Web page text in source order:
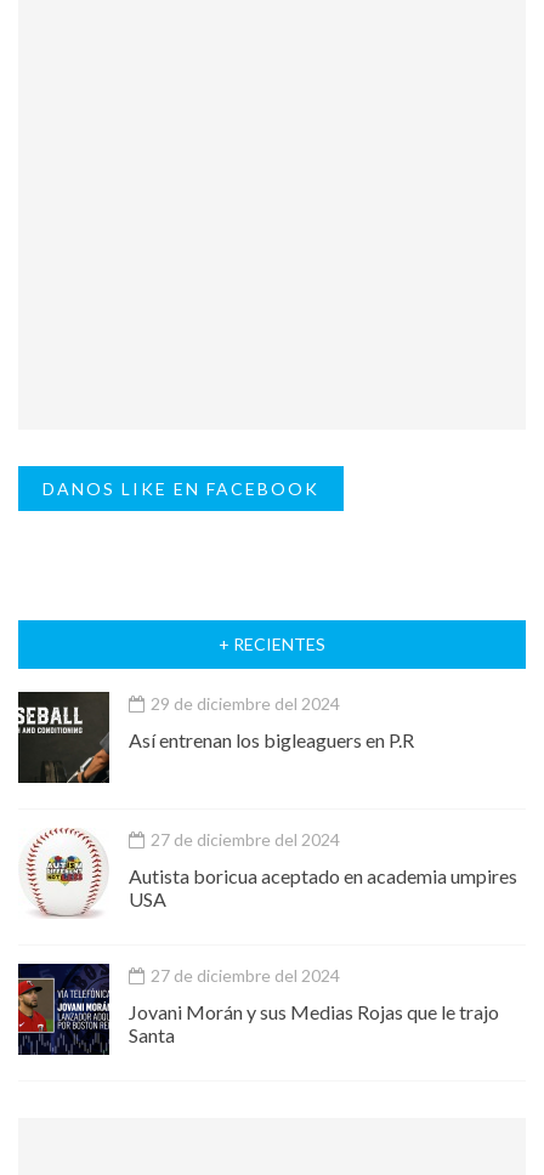
DANOS LIKE EN FACEBOOK
+ RECIENTES
29 de diciembre del 2024
Así entrenan los bigleaguers en P.R
27 de diciembre del 2024
Autista boricua aceptado en academia umpires
USA
27 de diciembre del 2024
Jovani Morán y sus Medias Rojas que le trajo
Santa